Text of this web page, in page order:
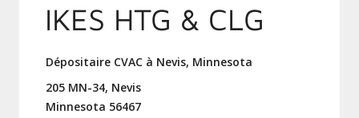
IKES HTG & CLG
Dépositaire CVAC à Nevis, Minnesota
205 MN-34, Nevis
Minnesota 56467